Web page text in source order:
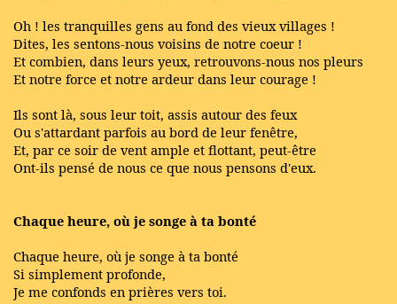
Oh ! les tranquilles gens au fond des vieux villages !
Dites, les sentons-nous voisins de notre coeur !
Et combien, dans leurs yeux, retrouvons-nous nos pleurs
Et notre force et notre ardeur dans leur courage !
Ils sont là, sous leur toit, assis autour des feux
Ou s'attardant parfois au bord de leur fenêtre,
Et, par ce soir de vent ample et flottant, peut-être
Ont-ils pensé de nous ce que nous pensons d'eux.
Chaque heure, où je songe à ta bonté
Chaque heure, où je songe à ta bonté
Si simplement profonde,
Je me confonds en prières vers toi.